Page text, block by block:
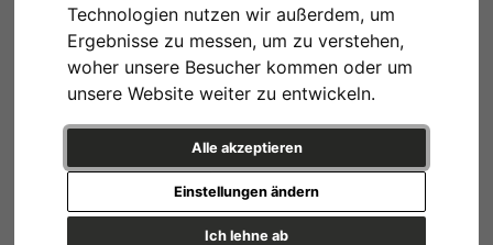
Technologien nutzen wir außerdem, um
Ergebnisse zu messen, um zu verstehen,
woher unsere Besucher kommen oder um
unsere Website weiter zu entwickeln.
Alle akzeptieren
Ich lehne ab
Einstellungen ändern